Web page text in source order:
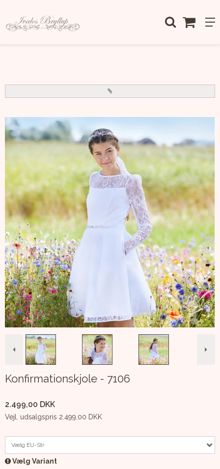
Konfirmation
/ Konfirmationskjoler
Konfirmationskjole - 7106
Konfirmationskjole - 7106
2.499,00 DKK
Vejl. udsalgspris 2.499,00 DKK
Vælg EU-Str
Vælg Variant